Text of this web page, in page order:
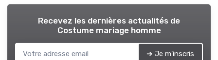
Recevez les dernières actualités de
Costume mariage homme
➔ Je m'inscris